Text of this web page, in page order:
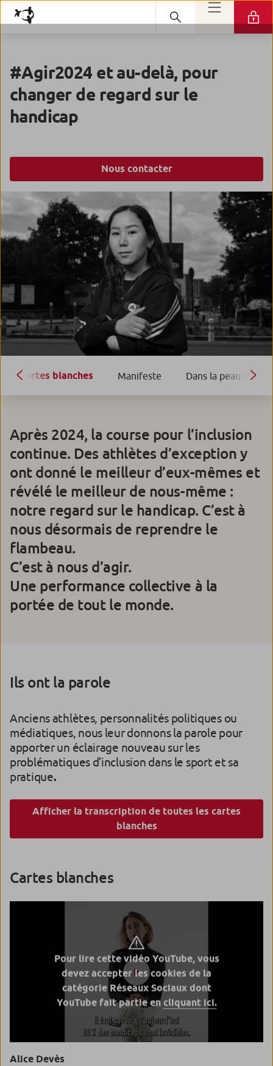
#Agir2024 et au-delà, pour
changer de regard sur le
handicap
Nous contacter
Cartes blanches Manifeste Dans la peau de…
Après 2024, la course pour l’inclusion
continue. Des athlètes d’exception y
ont donné le meilleur d’eux-mêmes et
révélé le meilleur de nous-même :
notre regard sur le handicap. C’est à
nous désormais de reprendre le
flambeau.
C’est à nous d’agir.
Une performance collective à la
portée de tout le monde.
Ils ont la parole
Anciens athlètes, personnalités politiques ou
médiatiques, nous leur donnons la parole pour
apporter un éclairage nouveau sur les
problématiques d’inclusion dans le sport et sa
pratique.
Afficher la transcription de toutes les cartes
blanches
Cartes blanches
Pour lire cette vidéo YouTube, vous
devez accepter les cookies de la
catégorie Réseaux Sociaux dont
YouTube fait partie en cliquant ici.
Alice Devès